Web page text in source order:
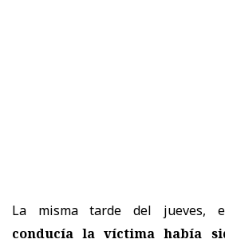
La misma tarde del jueves,
conducía la víctima había